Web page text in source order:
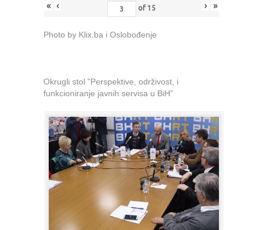
« ‹ of 15 › »
Photo by Klix.ba i Oslobođenje
Okrugli stol ”Perspektive, održivost, i
funkcioniranje javnih servisa u BiH”